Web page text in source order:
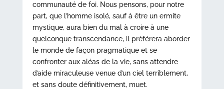
communauté de foi. Nous pensons, pour notre
part, que l’homme isolé, sauf à être un ermite
mystique, aura bien du mal à croire à une
quelconque transcendance, il préférera aborder
le monde de façon pragmatique et se
confronter aux aléas de la vie, sans attendre
d’aide miraculeuse venue d’un ciel terriblement,
et sans doute définitivement, muet.